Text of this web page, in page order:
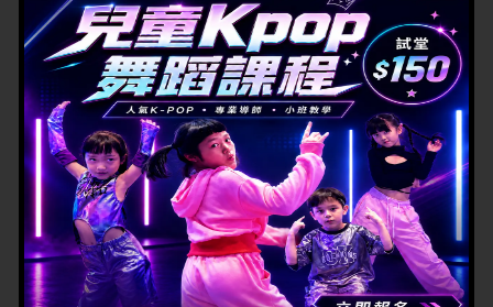
相關課程：AME 英文奧數班 ( Problem Solving Math )
相關課程：Data Sir K1-P6奧數班
珠心算 vs 奧數：點揀先啱小
朋友？